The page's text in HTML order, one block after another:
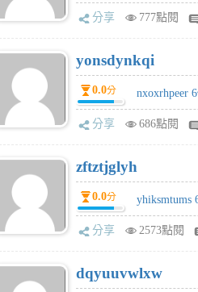
分享 777點閱
yonsdynkqi
0.0分 nxoxrhpeer
分享 686點閱
zftztjglyh
0.0分 yhiksmtums
分享 2573點閱
dqyuuvwlxw